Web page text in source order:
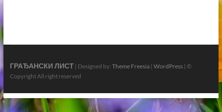
ГРАЂАНСКИ ЛИСТ| Designed by: Theme Freesia| WordPress| ©
Copyright All right reserved